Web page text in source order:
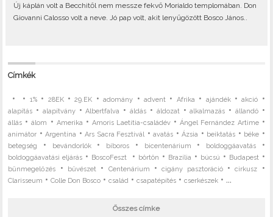
Új káplán volt a Becchitől nem messze fekvő Morialdo templomában. Don
Giovanni Calosso volt a neve. Jó pap volt, akit lenyűgözött Bosco János..
Címkék
• • 1%• 28EK•29.EK •adomány •advent • Afrika • ajándék•akció •
alapítás • alapítvány•Albertfalva •áldás • áldozat •alkalmazás • állandó•
állás •álom • Amerika • Amoris Laetitia-családév •Ángel Fernández Artime•
animátor •Argentína •Ars Sacra Fesztivál •avatás •Ázsia • beiktatás • béke •
betegség • bevándorlók• bíboros • bicentenárium • boldoggáavatás•
boldoggáavatási eljárás • BoscoFeszt • börtön • Brazília • búcsú • Budapest •
bűnmegelőzés • bűvészet • Centenárium •cigány pasztoráció•cirkusz •
Clarisseum •Colle Don Bosco •család •csapatépítés •cserkészek • ...
Összes címke